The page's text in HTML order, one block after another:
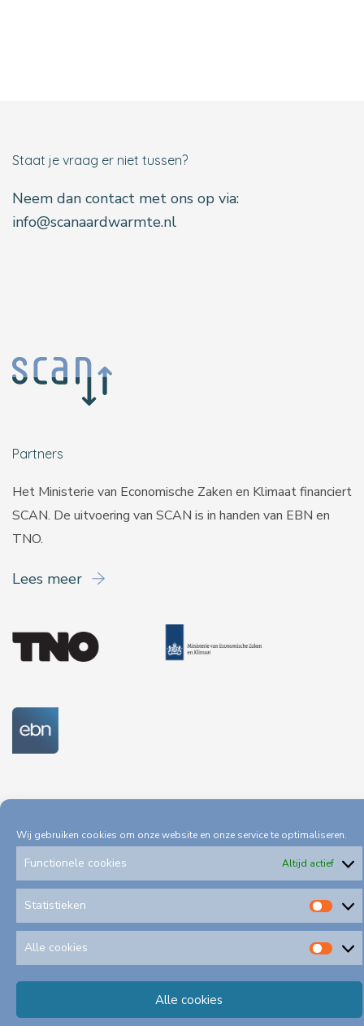
Wij gebruiken cookies om onze website en onze service te optimaliseren.
Functionele cookies Altijd actief
Statistieken
Alle cookies
Alle
Alle cookies
Staat je vraag er niet tussen?
Neem dan contact met ons op via:
info@scanaardwarmte.nl
Partners
Het Ministerie van Economische Zaken en Klimaat financiert
SCAN. De uitvoering van SCAN is in handen van EBN en
TNO.
Lees meer
© 2026Alle rechten voorbehouden EBN B.V.
Privacystatement
Klachtenformulieren Schadeformulieren